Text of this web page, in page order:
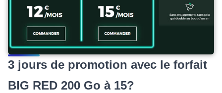
3 jours de promotion avec le forfait
BIG RED 200 Go à 15?